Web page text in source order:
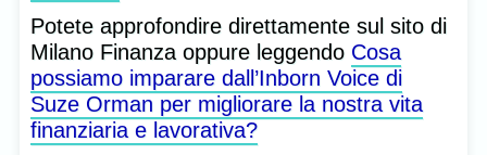
Potete approfondire direttamente sul sito di
Milano Finanza oppure leggendo Cosa
possiamo imparare dall’Inborn Voice di
Suze Orman per migliorare la nostra vita
finanziaria e lavorativa?